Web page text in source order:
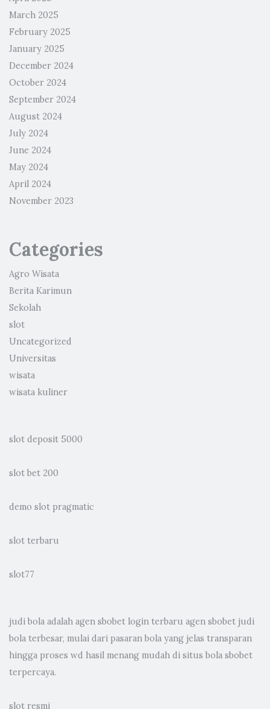
March 2025
February 2025
January 2025
December 2024
October 2024
September 2024
August 2024
July 2024
June 2024
May 2024
April 2024
November 2023
Categories
Agro Wisata
Berita Karimun
Sekolah
slot
Uncategorized
Universitas
wisata
wisata kuliner
slot deposit 5000
slot bet 200
demo slot pragmatic
slot terbaru
slot77
judi bola adalah agen sbobet login terbaru agen sbobet judi
bola terbesar, mulai dari pasaran bola yang jelas transparan
hingga proses wd hasil menang mudah di situs bola sbobet
terpercaya.
slot resmi